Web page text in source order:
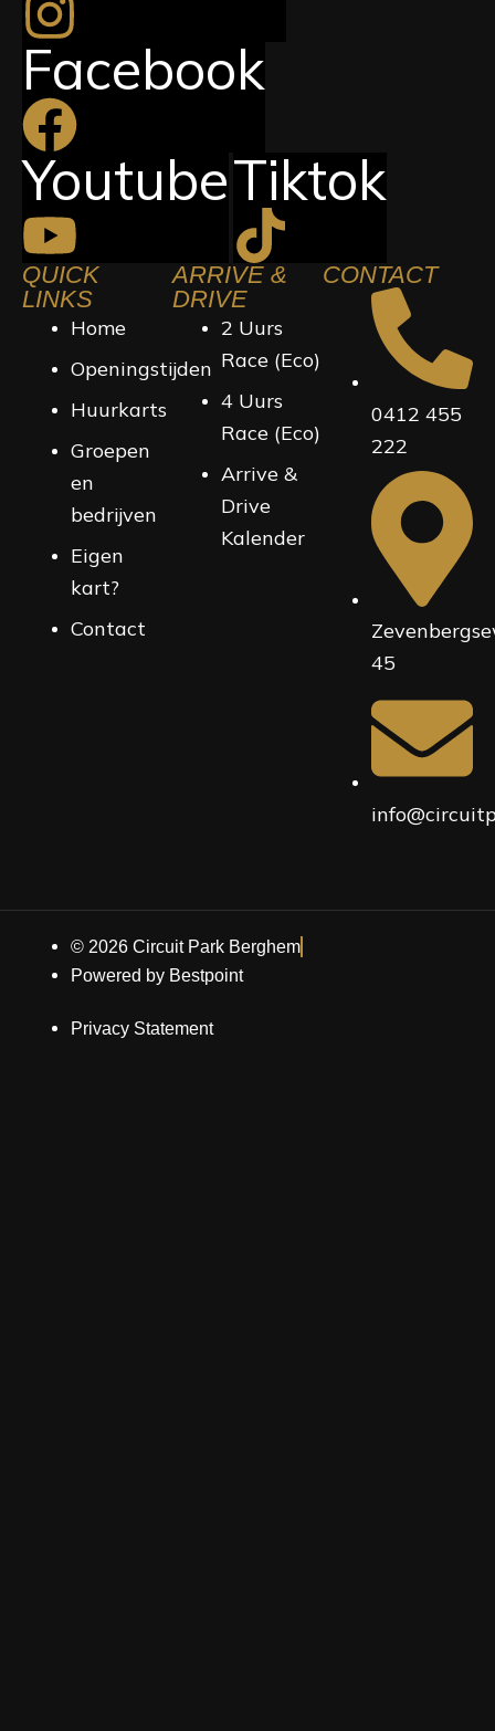
Facebook
YoutubeTiktok
QUICK
LINKS
Home
Openingstijden
Huurkarts
Groepen
en
bedrijven
Eigen
kart?
Contact
ARRIVE &
DRIVE
2 Uurs
Race (Eco)
4 Uurs
Race (Eco)
Arrive &
Drive
Kalender
CONTACT
0412 455
222
45
© 2026 Circuit Park Berghem
Powered by Bestpoint
Privacy Statement